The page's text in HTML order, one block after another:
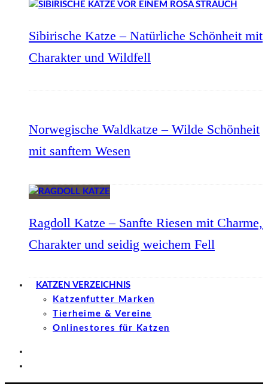
Sibirische Katze – Natürliche Schönheit mit
Charakter und Wildfell
Norwegische Waldkatze – Wilde Schönheit
mit sanftem Wesen
Ragdoll Katze – Sanfte Riesen mit Charme,
Charakter und seidig weichem Fell
KATZEN VERZEICHNIS
Katzenfutter Marken
Tierheime & Vereine
Onlinestores für Katzen